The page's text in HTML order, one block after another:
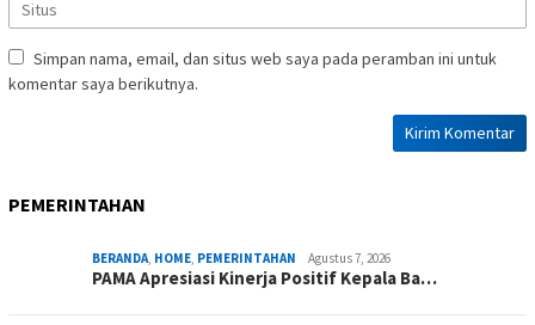
Simpan nama, email, dan situs web saya pada peramban ini untuk
komentar saya berikutnya.
PEMERINTAHAN
BERANDA, HOME, PEMERINTAHAN Agustus 7, 2026
PAMA Apresiasi Kinerja Positif Kepala Ba…